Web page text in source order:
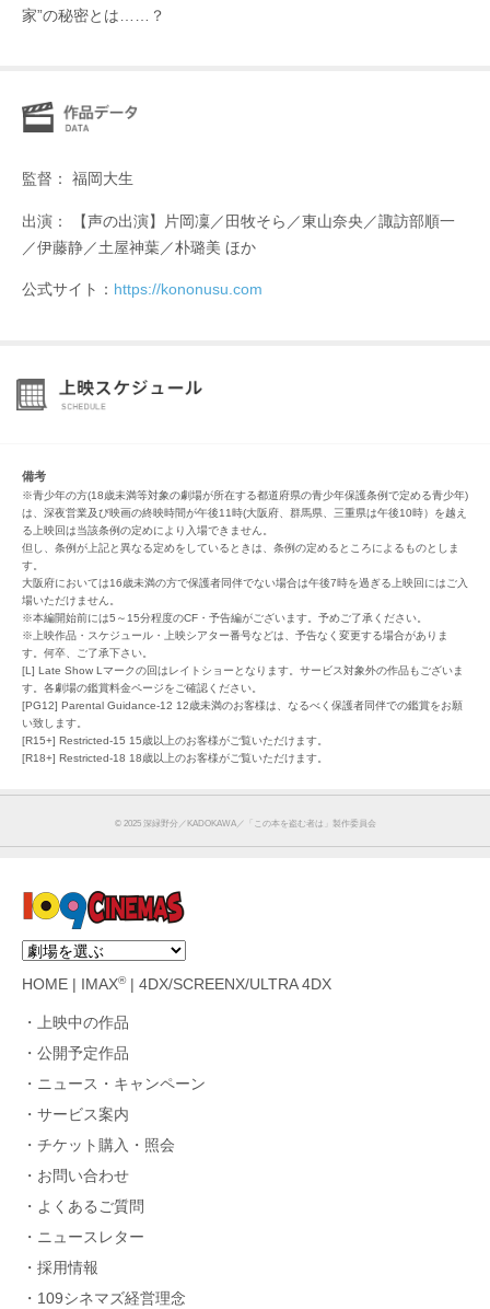
家”の秘密とは……？
監督： 福岡大生
出演： 【声の出演】片岡凜／田牧そら／東山奈央／諏訪部順一
／伊藤静／土屋神葉／朴璐美 ほか
公式サイト： https://kononusu.com
備考
※青少年の方(18歳未満等対象の劇場が所在する都道府県の青少年保護条例で定める青少年)
は、深夜営業及び映画の終映時間が午後11時(大阪府、群馬県、三重県は午後10時）を越え
る上映回は当該条例の定めにより入場できません。
但し、条例が上記と異なる定めをしているときは、条例の定めるところによるものとしま
す。
大阪府においては16歳未満の方で保護者同伴でない場合は午後7時を過ぎる上映回にはご入
場いただけません。
※本編開始前には5～15分程度のCF・予告編がございます。予めご了承ください。
※上映作品・スケジュール・上映シアター番号などは、予告なく変更する場合がありま
す。何卒、ご了承下さい。
[L] Late Show Lマークの回はレイトショーとなります。サービス対象外の作品もございま
す。各劇場の鑑賞料金ページをご確認ください。
[PG12] Parental Guidance-12 12歳未満のお客様は、なるべく保護者同伴での鑑賞をお願
い致します。
[R15+] Restricted-15 15歳以上のお客様がご覧いただけます。
[R18+] Restricted-18 18歳以上のお客様がご覧いただけます。
©︎ 2025 深緑野分／KADOKAWA／「この本を盗む者は」製作委員会
HOME IMAX®| 4DX/SCREENX/ULTRA 4DX
上映中の作品
公開予定作品
ニュース・キャンペーン
サービス案内
チケット購入・照会
お問い合わせ
よくあるご質問
ニュースレター
採用情報
109シネマズ経営理念